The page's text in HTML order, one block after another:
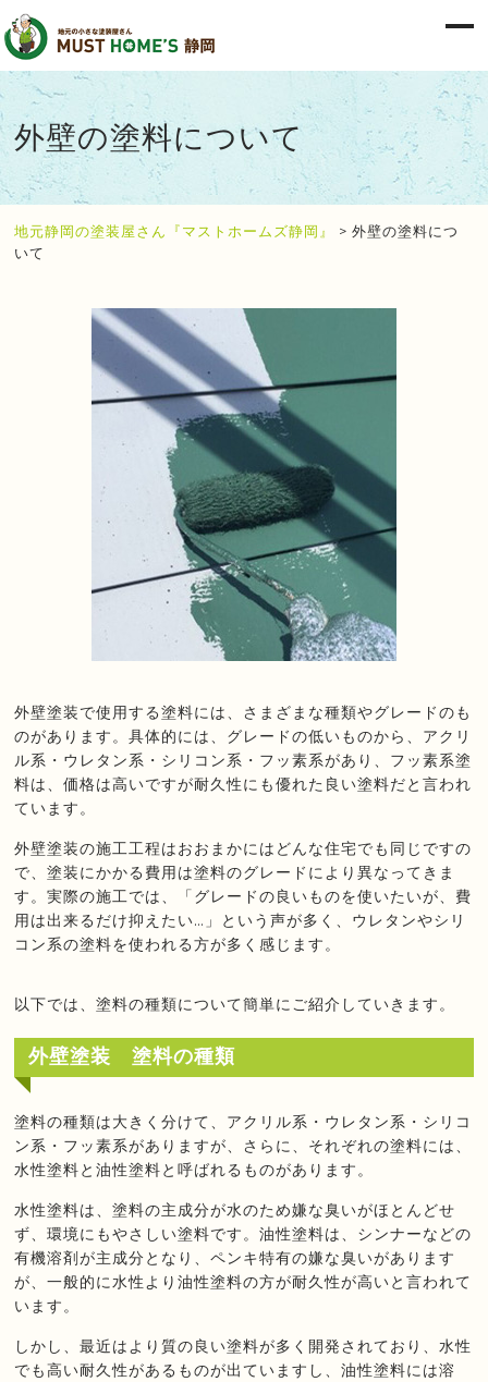
外壁の塗料について
地元静岡の塗装屋さん『マストホームズ静岡』 >外壁の塗料につ
いて
外壁塗装で使用する塗料には、さまざまな種類やグレードのも
のがあります。具体的には、グレードの低いものから、アクリ
ル系・ウレタン系・シリコン系・フッ素系があり、フッ素系塗
料は、価格は高いですが耐久性にも優れた良い塗料だと言われ
ています。
外壁塗装の施工工程はおおまかにはどんな住宅でも同じですの
で、塗装にかかる費用は塗料のグレードにより異なってきま
す。実際の施工では、「グレードの良いものを使いたいが、費
用は出来るだけ抑えたい…」という声が多く、ウレタンやシリ
コン系の塗料を使われる方が多く感じます。
以下では、塗料の種類について簡単にご紹介していきます。
外壁塗装 塗料の種類
塗料の種類は大きく分けて、アクリル系・ウレタン系・シリコ
ン系・フッ素系がありますが、さらに、それぞれの塗料には、
水性塗料と油性塗料と呼ばれるものがあります。
水性塗料は、塗料の主成分が水のため嫌な臭いがほとんどせ
ず、環境にもやさしい塗料です。油性塗料は、シンナーなどの
有機溶剤が主成分となり、ペンキ特有の嫌な臭いがあります
が、一般的に水性より油性塗料の方が耐久性が高いと言われて
います。
しかし、最近はより質の良い塗料が多く開発されており、水性
でも高い耐久性があるものが出ていますし、油性塗料には溶